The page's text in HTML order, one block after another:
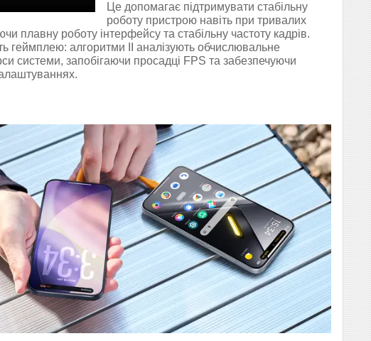
Це допомагає підтримувати стабільну
роботу пристрою навіть при тривалих
плавну роботу інтерфейсу та стабільну частоту кадрів.
геймплею: алгоритми ІІ аналізують обчислювальне
системи, запобігаючи просадці FPS та забезпечуючи